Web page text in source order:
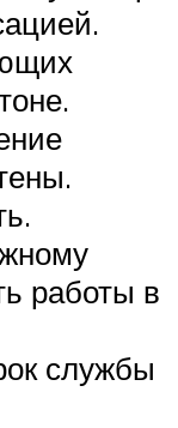
работы в
службы